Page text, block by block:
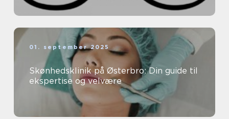
01. september 2025
Skønhedsklinik på Østerbro: Din guide til
ekspertise og velvære